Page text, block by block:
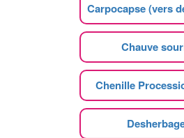
Carpocapse (vers
Chauve
Chenille